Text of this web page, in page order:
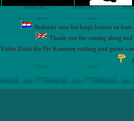
Bedankt voor het langs komen en
Thank you for coming along and
Vielen Dank für Ihr Kommen entlang und gerne